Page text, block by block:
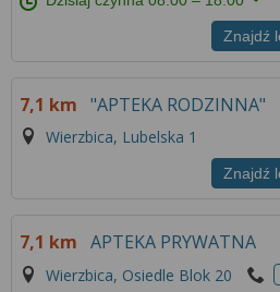
Znajdź
7,1 km "APTEKA RODZINNA"
Wierzbica, Lubelska 1
Znajdź
7,1 km APTEKA PRYWATNA
Wierzbica, Osiedle Blok 20
Więcej informacji na temat
narzędzi zewnętrznych w